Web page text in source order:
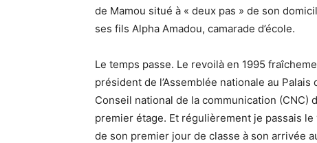
de Mamou situé à « deux pas » de son
ses fils Alpha Amadou, camarade d’école.
Le temps passe. Le revoilà en 1995
président de l’Assemblée nationale au
Conseil national de la communication (CNC)
premier étage. Et régulièrement je passais
de son premier jour de classe à son arrivée